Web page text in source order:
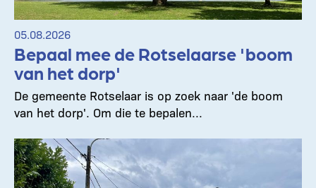
05.08.2026
Bepaal mee de Rotselaarse 'boom
van het dorp'
De gemeente Rotselaar is op zoek naar 'de boom
van het dorp'. Om die te bepalen...